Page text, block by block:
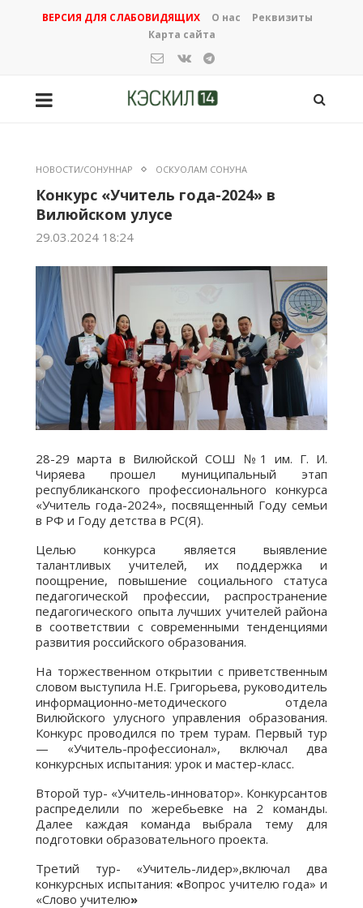
ВЕРСИЯ ДЛЯ СЛАБОВИДЯЩИХ О нас
Реквизиты
Карта сайта
НОВОСТИ/СОНУННАР ОСКУОЛАМ СОНУНА
Конкурс «Учитель года-2024» в
Вилюйском улусе
29.03.2024 18:24
28-29 марта в Вилюйской СОШ №1 им. Г. И.
Чиряева прошел муниципальный этап
республиканского профессионального конкурса
«Учитель года-2024», посвященный Году семьи
в РФ и Году детства в РС(Я).
Целью конкурса является выявление
талантливых учителей, их поддержка и
поощрение, повышение социального статуса
педагогической профессии, распространение
педагогического опыта лучших учителей района
в соответствии с современными тенденциями
развития российского образования.
На торжественном открытии с приветственным
словом выступила Н.Е. Григорьева, руководитель
информационно-методического отдела
Вилюйского улусного управления образования.
Конкурс проводился по трем турам. Первый тур
— «Учитель-профессионал», включал два
конкурсных испытания: урок и мастер-класс.
Второй тур- «Учитель-инноватор». Конкурсантов
распределили по жеребьевке на 2 команды.
Далее каждая команда выбрала тему для
подготовки образовательного проекта.
Третий тур- «Учитель-лидер»,включал два
конкурсных испытания: «Вопрос учителю года» и
«Слово учителю»